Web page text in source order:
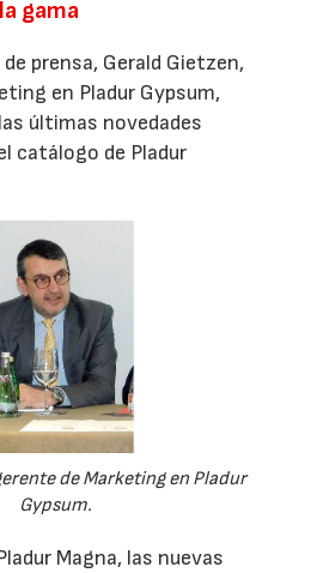
gama
prensa, Gerald Gietzen,
en Pladur Gypsum,
últimas novedades
catálogo de Pladur
de Marketing en Pladur
Gypsum.
Magna, las nuevas